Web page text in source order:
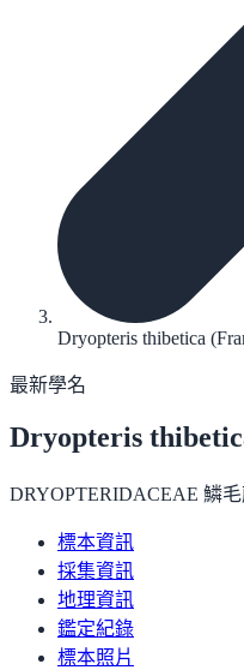
Dryopteris thibetica
最新學名
Dryopteris
DRYOPTERIDACEAE 鱗
標本資訊
採集資訊
地理資訊
鑑定紀錄
標本照片